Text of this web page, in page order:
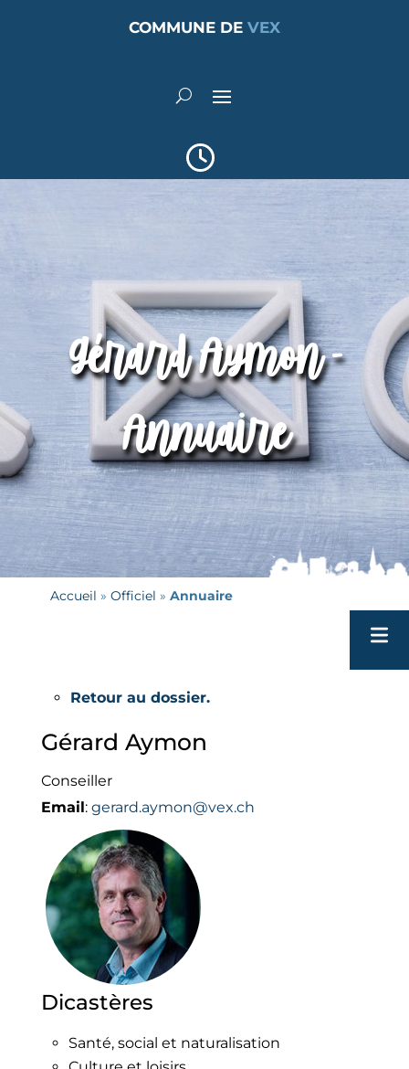
COMMUNE DE VEX
Gérard Aymon -
Annuaire
Accueil » Officiel » Annuaire
Retour au dossier.
Gérard Aymon
Conseiller
Email: gerard.aymon@vex.ch
Dicastères
Santé, social et naturalisation